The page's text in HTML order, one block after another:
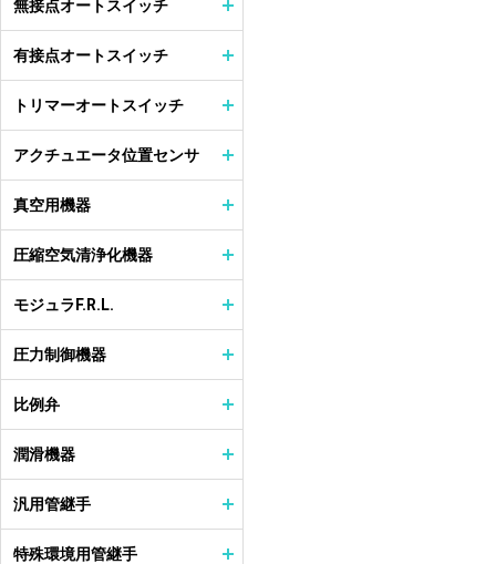
無接点オートスイッチ
有接点オートスイッチ
トリマーオートスイッチ
アクチュエータ位置センサ
真空用機器
圧縮空気清浄化機器
モジュラF.R.L.
圧力制御機器
比例弁
潤滑機器
汎用管継手
特殊環境用管継手